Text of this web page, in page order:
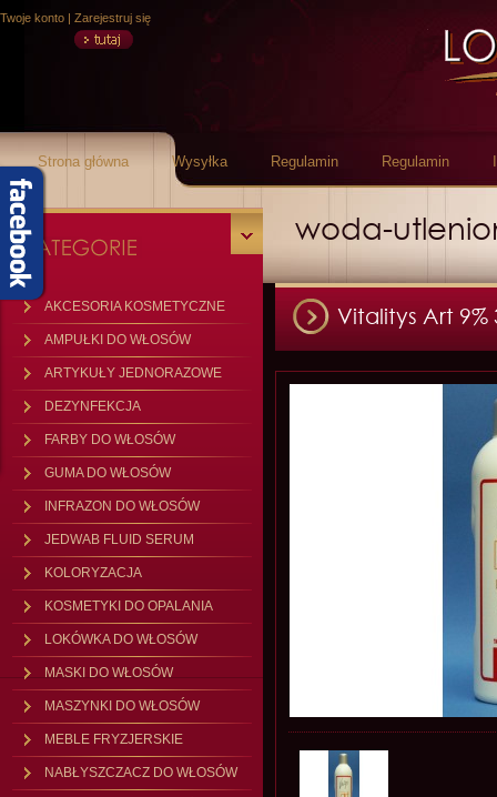
Twoje konto | Zarejestruj się
Strona główna Wysyłka Regulamin Regulamin
AKCESORIA KOSMETYCZNE
AMPUŁKI DO WŁOSÓW
ARTYKUŁY JEDNORAZOWE
DEZYNFEKCJA
FARBY DO WŁOSÓW
GUMA DO WŁOSÓW
INFRAZON DO WŁOSÓW
JEDWAB FLUID SERUM
KOLORYZACJA
KOSMETYKI DO OPALANIA
LOKÓWKA DO WŁOSÓW
MASKI DO WŁOSÓW
MASZYNKI DO WŁOSÓW
MEBLE FRYZJERSKIE
NABŁYSZCZACZ DO WŁOSÓW
woda-
Vitalitys Art